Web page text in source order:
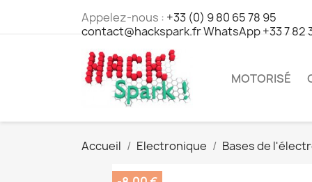
Appelez-nous : +33 (0) 9 80 65 78 95
contact@hackspark.fr WhatsApp +33 7 82
MOTORISÉ
Accueil Electronique Bases de